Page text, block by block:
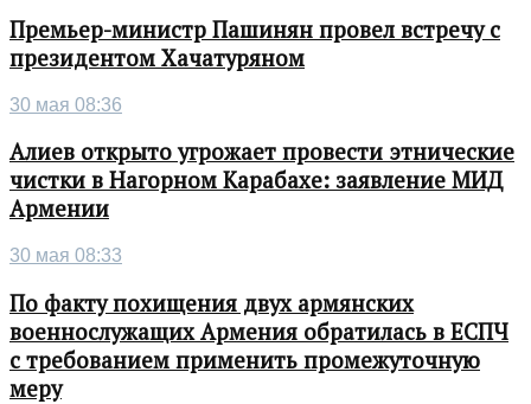
Премьер-министр Пашинян провел встречу с
президентом Хачатуряном
30 мая 08:36
Алиев открыто угрожает провести этнические
чистки в Нагорном Карабахе: заявление МИД
Армении
30 мая 08:33
По факту похищения двух армянских
военнослужащих Армения обратилась в ЕСПЧ
с требованием применить промежуточную
меру